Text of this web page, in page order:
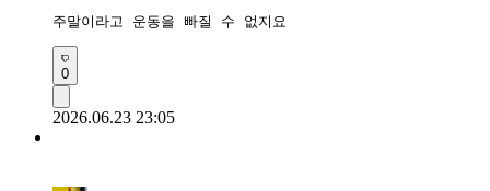
주말이라고 운동을 빠질 수 없지요
0
2026.06.23 23:05